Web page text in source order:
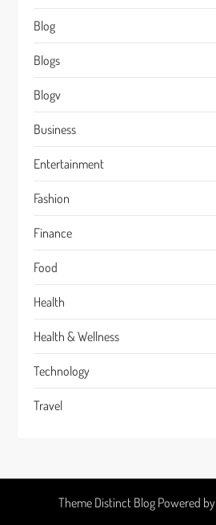
Blog
Blogs
Blogv
Business
Entertainment
Fashion
Finance
Food
Health
Health & Wellness
Technology
Travel
Theme Distinct Blog Powered by